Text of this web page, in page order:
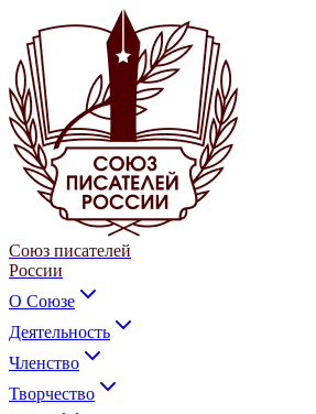
Союз писателей
России
О Союзе
Деятельность
Членство
Творчество